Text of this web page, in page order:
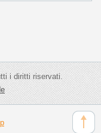
i diritti riservati.